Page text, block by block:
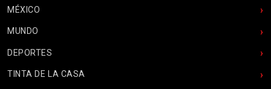
MÉXICO
MUNDO
DEPORTES
TINTA DE LA CASA